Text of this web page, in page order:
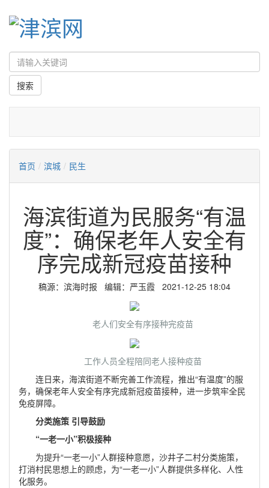
首页 / 滨城 / 民生
海滨街道为民服务“有温
度”：确保老年人安全有
序完成新冠疫苗接种
稿源：滨海时报 编辑：严玉霞 2021-12-25 18:04
老人们安全有序接种完疫苗
工作人员全程陪同老人接种疫苗
连日来，海滨街道不断完善工作流程，推出“有温度”的服
务，确保老年人安全有序完成新冠疫苗接种，进一步筑牢全民
免疫屏障。
分类施策 引导鼓励
“一老一小”积极接种
为提升“一老一小”人群接种意愿，沙井子二村分类施策，
打消村民思想上的顾虑，为“一老一小”人群提供多样化、人性
化服务。